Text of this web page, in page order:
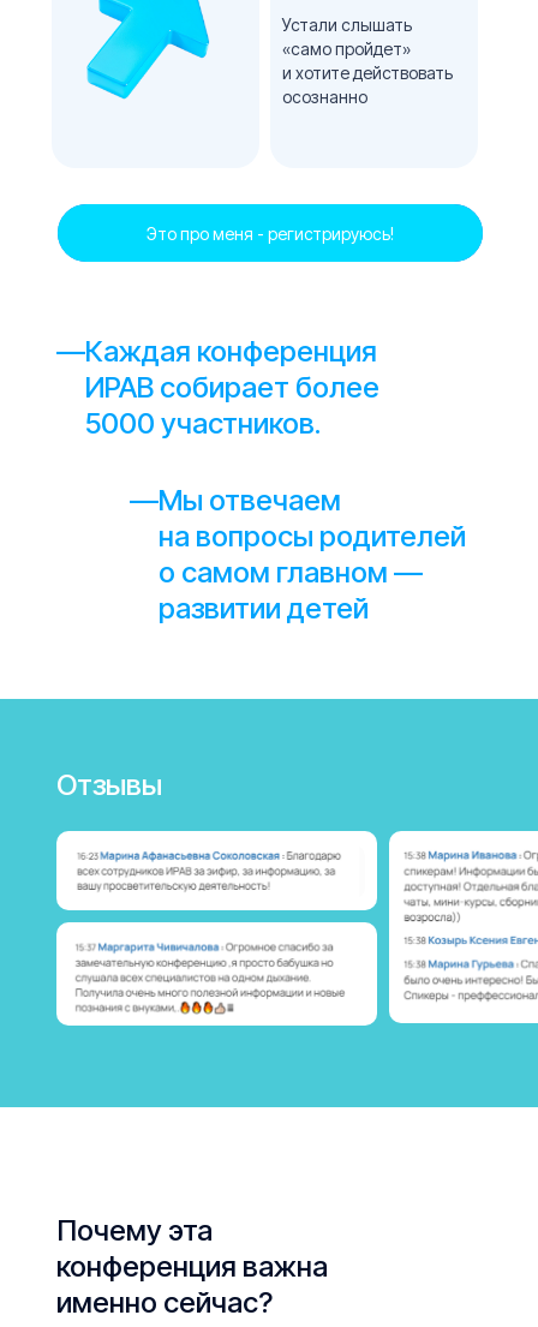
Устали слышать
«само пройдет»
и хотите действовать
осознанно
Это про меня - регистрируюсь!
—Каждая конференция
ИРАВ собирает более
5000 участников.
—Мы отвечаем
на вопросы родителей
о самом главном —
развитии детей
Отзывы
Почему эта
конференция важна
именно сейчас?